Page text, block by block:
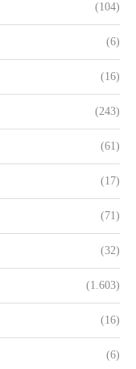
(104)
(6)
(16)
(243)
(61)
(17)
(71)
(32)
(1.603)
(16)
(6)